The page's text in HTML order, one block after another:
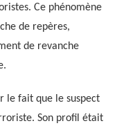
Ce phénomène
de repères,
de revanche
le fait que le suspect
Son profil était